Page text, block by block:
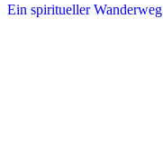
Ein spiritueller Wanderweg